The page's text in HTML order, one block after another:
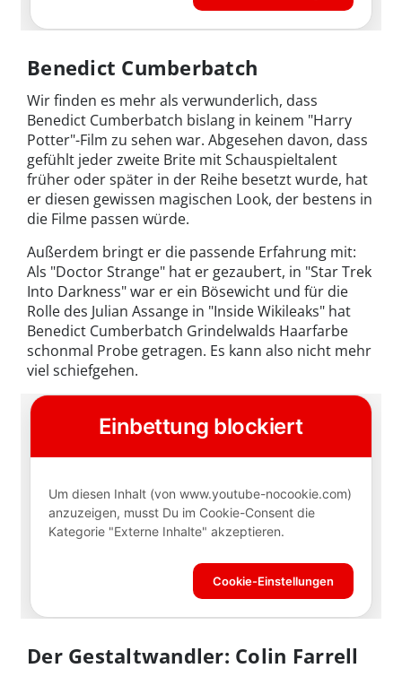
Benedict Cumberbatch
Wir finden es mehr als verwunderlich, dass
Benedict Cumberbatch bislang in keinem "Harry
Potter"-Film zu sehen war. Abgesehen davon, dass
gefühlt jeder zweite Brite mit Schauspieltalent
früher oder später in der Reihe besetzt wurde, hat
er diesen gewissen magischen Look, der bestens in
die Filme passen würde.
Außerdem bringt er die passende Erfahrung mit:
Als "Doctor Strange" hat er gezaubert, in "Star Trek
Into Darkness" war er ein Bösewicht und für die
Rolle des Julian Assange in "Inside Wikileaks" hat
Benedict Cumberbatch Grindelwalds Haarfarbe
schonmal Probe getragen. Es kann also nicht mehr
viel schiefgehen.
Der Gestaltwandler: Colin Farrell